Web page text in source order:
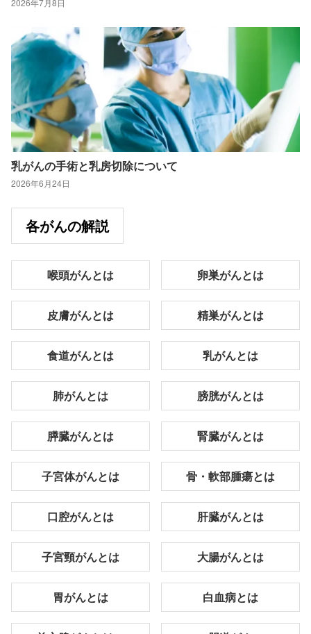
乳がんの手術と乳房切除について
2026年6月24日
各がんの解説
喉頭がんとは 卵巣がんとは
皮膚がんとは 精巣がんとは
食道がんとは 乳がんとは
肺がんとは 膀胱がんとは
膵臓がんとは 腎臓がんとは
子宮体がんとは 骨・軟部腫瘍とは
口腔がんとは 肝臓がんとは
子宮頸がんとは 大腸がんとは
胃がんとは 白血病とは